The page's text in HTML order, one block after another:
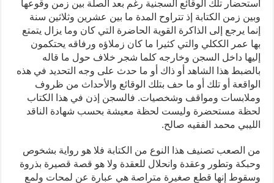
استحضار تلك الوقائع السجنية رغم بعد الصلة بين زمن وقوعها
وبين زمن الكتابة إذ تتراوح المدة ما بين عشرين وثلاثين سنة
إنما يرجع إلى الذاكرة القوية الحاضرة التي كان وما يزال يتمتع
بها عمر الككلي والتي كثيرا ما كان زملاؤه ورفاقه يحتكمون
إليها داخل السجن وخارجه كلما شجر خلاف حول ما قاله
بالضبط هذا الشاهد أو ذاك أو ما حدث على وجه التحديد في هذه
الواقعة أو تلك أو ما حف بتلك الوقائع والأحداث من ظروف
وملابسات ومواقف وشخصيات. فالسجن إذن في هذا الكتاب
لحظة مستحضرة وليست لحظة معيشة بحسب شهادة الناقد
الليبي محمد الفقيه صالح.
من الصعب تصنيف هذا النوع من الكتابة فلا هو رواية بشخوص
وحبكة وتطور وعقدة وانحلال للعقدة ولا هو قصة قصيرة بذروة
وسقوط إنها قطع صغيرة متراصة هي عبارة عن لمحات ولمع